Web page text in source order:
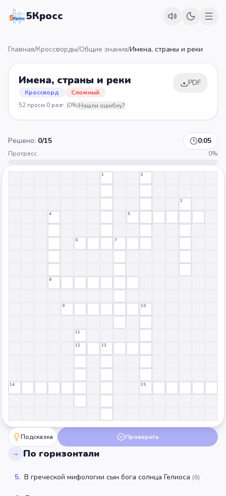
5Кросс
Главная/Кроссворды/Общие знания/Имена, страны и реки
Имена, страны и реки
Кроссворд Сложный
PDF
52 просм.0 разг. (0%)Нашли ошибку?
Решено: 0/15 0:05
Прогресс 0%
1 2
3
4 5
6 7
8
9 10
11
12 13
14 15
Подсказка Проверить
→ По горизонтали
5. В греческой мифологии сын бога солнца Гелиоса (6)